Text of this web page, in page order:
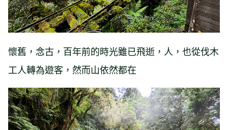
懷舊，念古，百年前的時光雖已飛逝，人，也從伐木
工人轉為遊客，然而山依然都在